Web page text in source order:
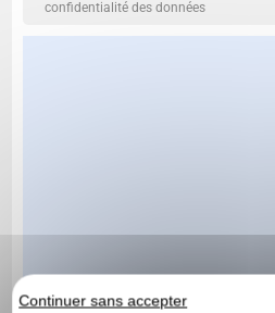
confidentialité des données
Continuer sans accepter